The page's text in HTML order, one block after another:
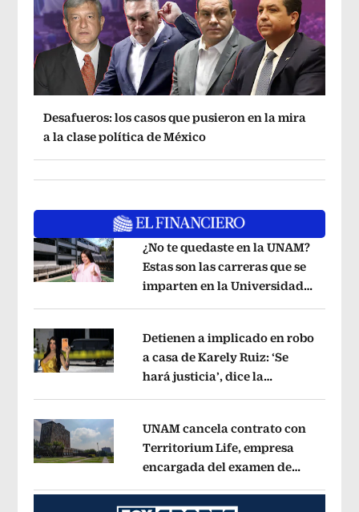
Desafueros: los casos que pusieron en la mira
a la clase política de México
Opens in new window
¿No te quedaste en la UNAM?
Estas son las carreras que se
imparten en la Universidad
Opens in new window
Detienen a implicado en robo
a casa de Karely Ruiz: ‘Se
hará justicia’, dice la
Opens in new window
UNAM cancela contrato con
Territorium Life, empresa
encargada del examen de